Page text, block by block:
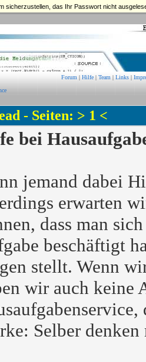
sicherzustellen, das Ihr Passwort nicht
Forum | Hilfe | Team | Links |
- Seiten: > 1 <
bei
jemand dabei
erwarten
dass man
beschäftigt
stellt. Wenn
wir auch keine
Selber